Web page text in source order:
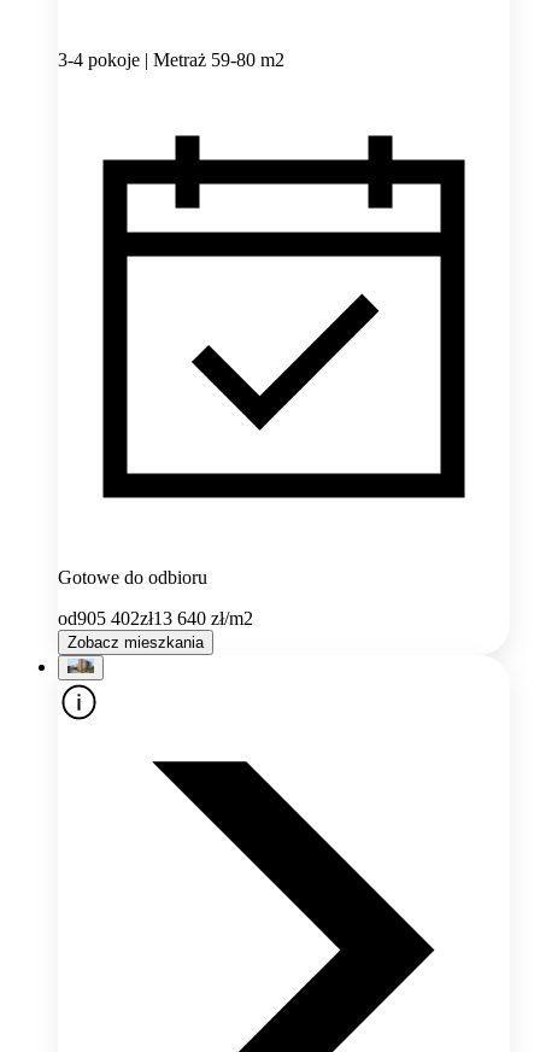
3-4 pokoje | Metraż 59-80 m2
Gotowe do odbioru
od905 402zł13 640 zł/m2
Zobacz mieszkania